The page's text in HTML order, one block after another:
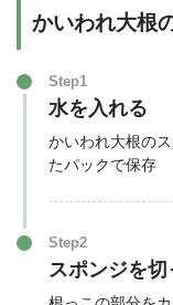
かいわれ大根
Step1
水を入れる
かいわれ大根の
たパックで保存
Step2
スポンジを